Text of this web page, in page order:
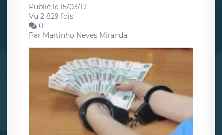
Publié le 15/03/17
Vu 2 829 fois
0
Par Martinho Neves Miranda